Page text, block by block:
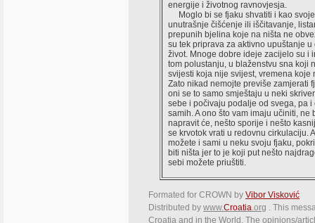
energije i životnog ravnovjesja.
Moglo bi se fjaku shvatiti i kao
unutrašnje čišćenje ili iščitavanje,
prepunih bjelina koje na ništa ne
su tek priprava za aktivno upuštanje u
život. Mnoge dobre ideje zacijelo su i
tom polustanju, u blaženstvu sna koji
svijesti koja nije svijest, vremena koje
Zato nikad nemojte previše zamjerati
oni se to samo smještaju u neki
sebe i počivaju podalje od svega, pa i
samih. A ono što vam imaju učiniti, ne
napravit će, nešto sporije i nešto
se krvotok vrati u redovnu cirkulaciju.
možete i sami u neku svoju fjaku,
biti ništa jer to je koji put nešto
sebi možete priuštiti.
Formated for CROWN by Vibor Visković
Distributed by www.Croatia.org . This
Croatia and in the World. The opinions/